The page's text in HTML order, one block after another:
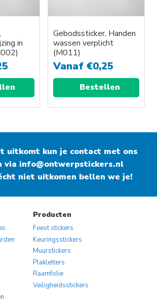
in
Gebodssticker, Handen
wassen verplicht
(M011)
Vanaf €0,25
Bestellen
uitkomt kun je contact met ons
via info@ontwerpstickers.nl
niet uitkomen bellen we je!
Producten
Feest stickers
Keuringsstickers
Muurstickers
Plakletters
Raamfolie
Veiligheidsstickers